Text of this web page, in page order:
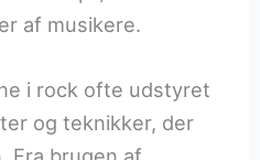
af musikere.
i rock ofte udstyret
og teknikker, der